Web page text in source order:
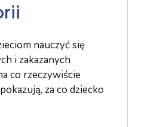
nauczyć się
i zakazanych
co rzeczywiście
za co dziecko